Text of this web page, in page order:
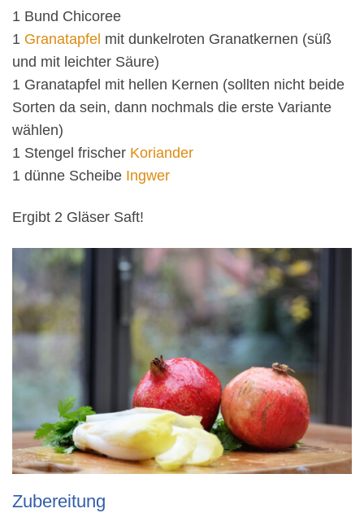
1 Bund Chicoree
1 Granatapfel mit dunkelroten Granatkernen (süß
und mit leichter Säure)
1 Granatapfel mit hellen Kernen (sollten nicht beide
Sorten da sein, dann nochmals die erste Variante
wählen)
1 Stengel frischer Koriander
1 dünne Scheibe Ingwer
Ergibt 2 Gläser Saft!
Zubereitung